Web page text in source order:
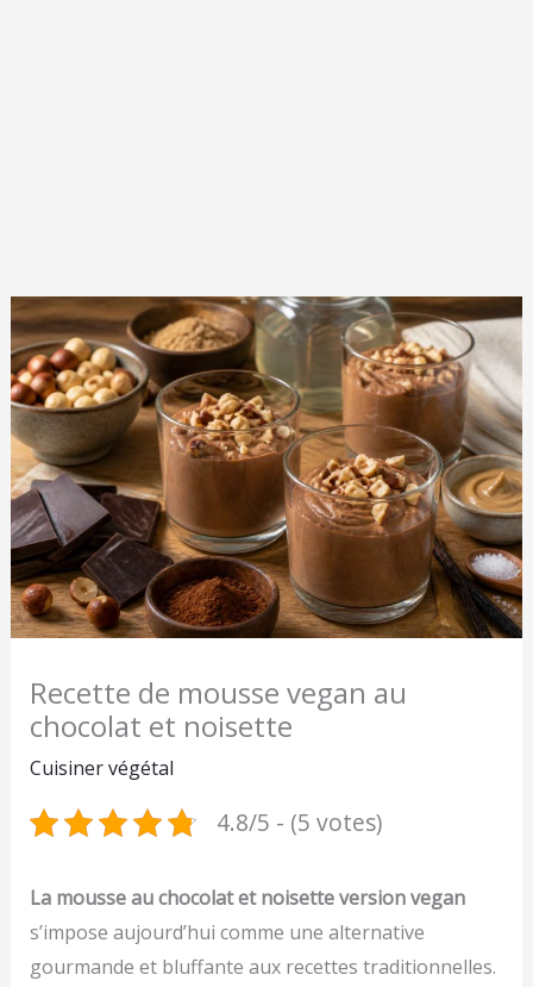
Recette de mousse vegan au
chocolat et noisette
Cuisiner végétal
4.8/5 - (5 votes)
La mousse au chocolat et noisette version vegan
s’impose aujourd’hui comme une alternative
gourmande et bluffante aux recettes traditionnelles.